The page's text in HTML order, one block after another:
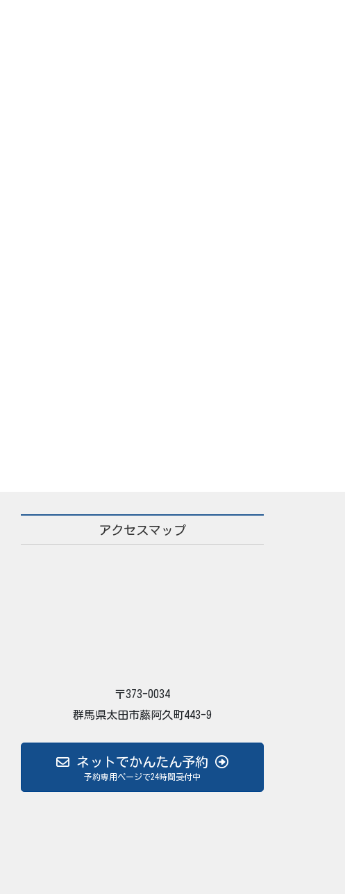
アクセスマップ
〒373-0034
群馬県太田市藤阿久町443-9
ネットでかんたん予約
予約専用ページで24時間受付中